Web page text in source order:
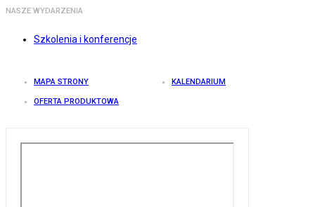
NASZE WYDARZENIA
Szkolenia i konferencje
MAPA STRONY KALENDARIUM
OFERTA PRODUKTOWA